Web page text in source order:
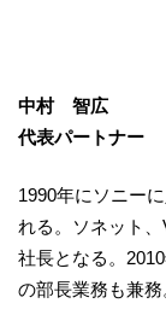
中村 智広
代表パートナー
1990年にソニー
れる。ソネット
社長となる。
の部長業務も兼